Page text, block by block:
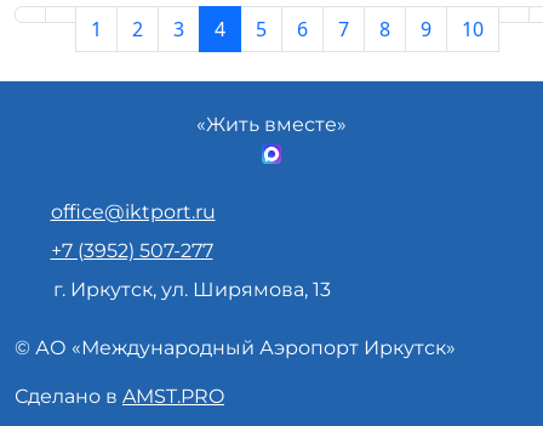
1 2 3 4 5 6 7 8 9 10
«Жить вместе»
office@iktport.ru
+7 (3952) 507-277
г. Иркутск, ул. Ширямова, 13
© АО «Международный Аэропорт Иркутск»
Сделано в AMST.PRO